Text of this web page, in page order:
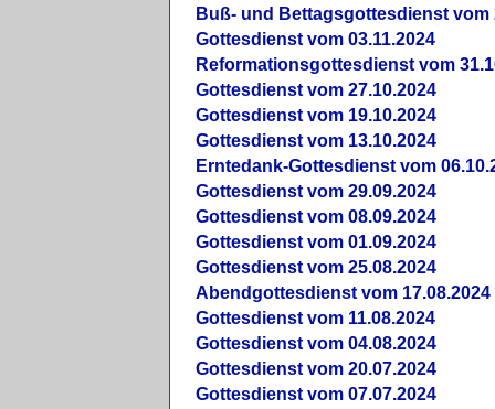
Buß- und Bettagsgottesdienst vom
Gottesdienst vom 03.11.2024
Reformationsgottesdienst vom
Gottesdienst vom 27.10.2024
Gottesdienst vom 19.10.2024
Gottesdienst vom 13.10.2024
Erntedank-Gottesdienst vom
Gottesdienst vom 29.09.2024
Gottesdienst vom 08.09.2024
Gottesdienst vom 01.09.2024
Gottesdienst vom 25.08.2024
Abendgottesdienst vom 17.08.2024
Gottesdienst vom 11.08.2024
Gottesdienst vom 04.08.2024
Gottesdienst vom 20.07.2024
Gottesdienst vom 07.07.2024